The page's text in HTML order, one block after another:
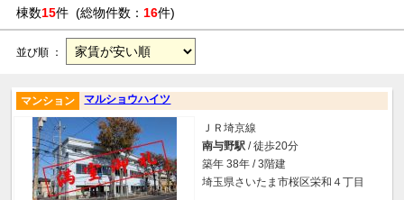
棟数15件 (総物件数： 16件)
並び順 ：
マルショウハイツ
マンション
ＪＲ埼京線
南与野駅 / 徒歩20分
築年 38年 / 3階建
埼玉県さいたま市桜区栄和４丁目